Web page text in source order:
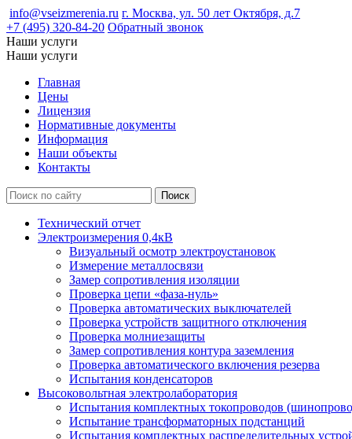
info@vseizmerenia.ru г. Москва, ул. 50 лет Октября, д.7
+7 (495) 320-84-20 Обратный звонок
Наши услуги
Наши услуги
Главная
Цены
Лицензия
Нормативные документы
Информация
Наши объекты
Контакты
Технический отчет
Электроизмерения 0,4кВ
Визуальный осмотр электроустановок
Измерение металлосвязи
Замер сопротивления изоляции
Проверка цепи «фаза-нуль»
Проверка автоматических выключателей
Проверка устройств защитного отключения
Проверка молниезащиты
Замер сопротивления контура заземления
Проверка автоматического включения резерва
Испытания конденсаторов
Высоковольтная электролаборатория
Испытания комплектных токопроводов
Испытание трансформаторных подстанций
Испытания комплектных распределительных